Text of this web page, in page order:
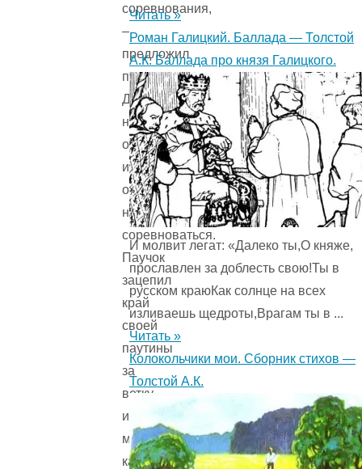
соревнования,
–
предложил
паучок.
Друзья
немного
отдохнули
и
опять
начали
соревноваться.
Паучок
зацепил
край
своей
паутины
за
ветку
и
мигом,
как
Читать »
Роман Галицкий. Баллада — Толстой
А.К. Баллада про князя Галицкого.
И молвит легат: «Далеко ты,О княже,
прославлен за доблесть свою!Ты в
русском краюКак солнце на всех
изливаешь щедроты,Врагам ты в ...
Читать »
Колокольчики мои. Сборник стихов —
Толстой А.К.